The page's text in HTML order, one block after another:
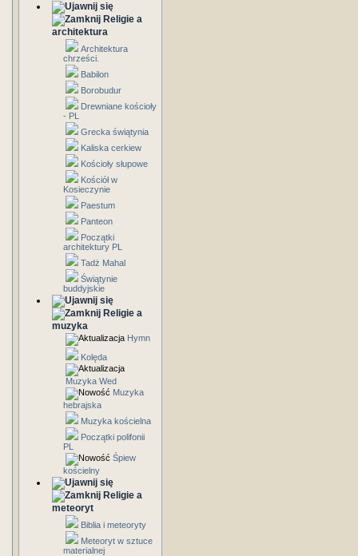
Religie a
architektura
Architektura
chrześci.
Babilon
Borobudur
Drewniane kościoły
- PL
Grecka świątynia
Kaliska cerkiew
Kościoły słupowe
Kościół w
Kosieczynie
Paestum
Panteon
Początki
architektury PL
Tadż Mahal
Świątynie
buddyjskie
Religie a
muzyka
Hymn
Kolęda
Muzyka Wed
Muzyka
hebrajska
Muzyka kościelna
Początki polifonii
PL
Śpiew
kościelny
Religie a
meteoryt
Biblia i meteoryty
Meteoryt w sztuce
materialnej